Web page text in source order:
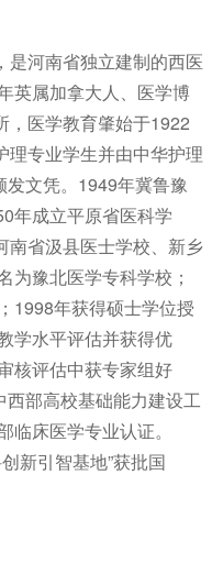
河南省独立建制的西医
英属加拿大人、医学博
，医学教育肇始于1922
理专业学生并由中华护理
发文凭。1949年冀鲁豫
年成立平原省医科学
南省汲县医士学校、新乡
为豫北医学专科学校；
1998年获得硕士学位授
学水平评估并获得优
核评估中获专家组好
西部高校基础能力建设工
床医学专业认证。
新引智基地”获批国